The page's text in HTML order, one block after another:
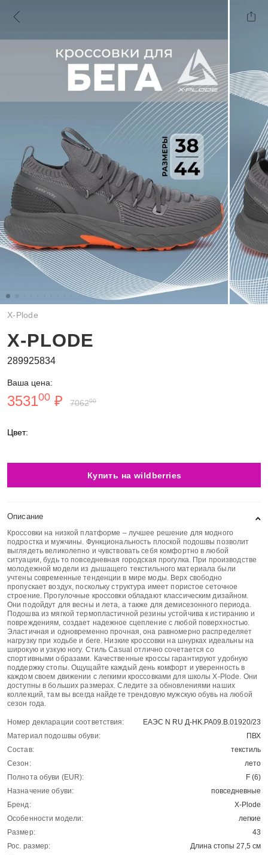
X-Plode
X-PLODE
289925834
Ваша цена:
353100 ₽ 706200
Цвет:
Купить на wildberries
Описание
Кроссовки на низкой платформе – лучшее решение для модного
подростка и мужчины. Функциональность плоской подошвы позволит
выглядеть великолепно и чувствовать себя комфортно в любой
ситуации, будь то повседневная городская прогулка. При производстве
молодежной модели из дышащего текстильного материала были
учтены современные тенденции в мире моды. Верх свободно
пропускает воздух, поскольку структура имеет пористое сеточное
строение. Прогулочные кроссовки обладают классическим дизайном.
Они подойдут для весны и лета, а также для демисезонного периода.
Подошва из мягкой термопластичной резины устойчива к истиранию и
повреждениям, создает надежное сцепление с любой поверхностью.
Эластичная и одновременно прочная, она равномерно распределяет
нагрузку при ходьбе и беге. Низкие кроссовки на шнурках идеальны на
широкую и узкую ногу. Стиль Casual отлично сочетается со
спортивными образами. Качественные кроссы гарантируют удобную
поддержку стопы. Ощущайте каждый день комфорт и уверенность в
каждом своем движении с легкими кроссовками для школы X-Plode. Они
доступны в больших размерах. Следите за обновлениями наших
коллекций, там вы всегда найдете трендовую мужскую обувь на любой
сезон года.
Номер декларации соответствия:
ЕАЭС N RU Д-HK.РА09.В.01920/23
Материал подошвы обуви:
ПВХ
Состав:
текстиль
Сезон:
лето
Полнота обуви (EUR):
F (6)
Назначение обуви:
повседневные
Бренд:
X-Plode
Особенности модели:
легкие
Размер:
43
Рос. размер:
Длина стопы 27,5 см